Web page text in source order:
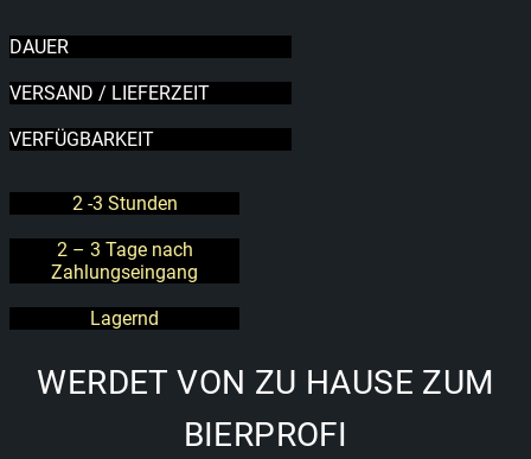
DAUER
VERSAND / LIEFERZEIT
VERFÜGBARKEIT
2 -3 Stunden
2 – 3 Tage nach
Zahlungseingang
Lagernd
WERDET VON ZU HAUSE ZUM
BIERPROFI